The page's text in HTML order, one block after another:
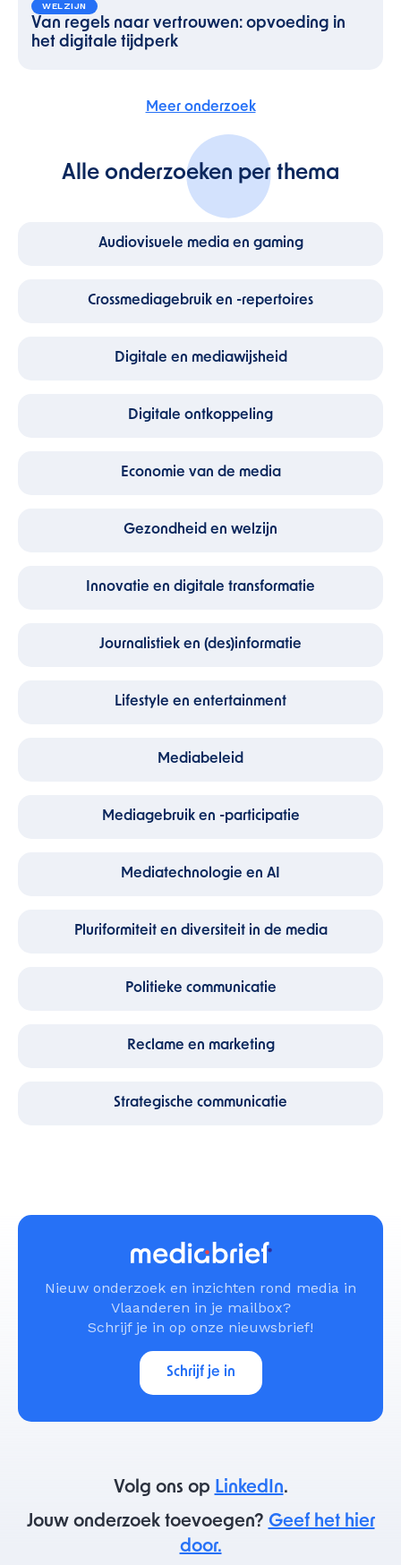
WELZIJN
Van regels naar vertrouwen: opvoeding in
het digitale tijdperk
Meer onderzoek
Alle onderzoeken per thema
Audiovisuele media en gaming
Crossmediagebruik en -repertoires
Digitale en mediawijsheid
Digitale ontkoppeling
Economie van de media
Gezondheid en welzijn
Innovatie en digitale transformatie
Journalistiek en (des)informatie
Lifestyle en entertainment
Mediabeleid
Mediagebruik en -participatie
Mediatechnologie en AI
Pluriformiteit en diversiteit in de media
Politieke communicatie
Reclame en marketing
Strategische communicatie
Nieuw onderzoek en inzichten rond media in
Vlaanderen in je mailbox?
Schrijf je in op onze nieuwsbrief!
Schrijf je in
Volg ons op LinkedIn.
Jouw onderzoek toevoegen? Geef het hier
door.